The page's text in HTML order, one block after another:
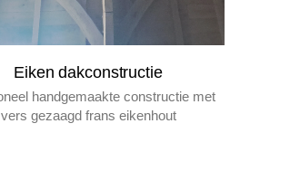
eiken dakconstructie
vers gezaagd frans eikenhout